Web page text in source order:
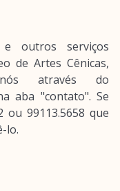
outros serviços
de Artes Cênicas,
através do
aba "contato". Se
99113.5658 que
lo.